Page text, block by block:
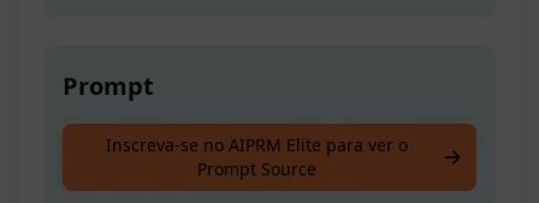
Prompt
Melhore a legibilidade do seu conteúdo para
SEO e torne o seu artigo perfeito!
Inscreva-se no AIPRM Elite para ver o
Prompt Source